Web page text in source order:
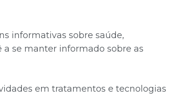
informativas sobre saúde,
se manter informado sobre as
em tratamentos e tecnologias